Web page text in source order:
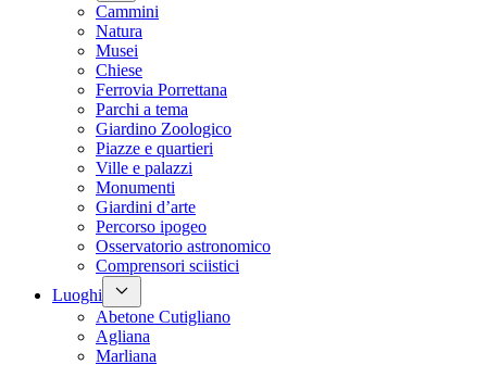
Cammini
Natura
Musei
Chiese
Ferrovia Porrettana
Parchi a tema
Giardino Zoologico
Piazze e quartieri
Ville e palazzi
Monumenti
Giardini d’arte
Percorso ipogeo
Osservatorio astronomico
Comprensori sciistici
Luoghi
Abetone Cutigliano
Agliana
Marliana